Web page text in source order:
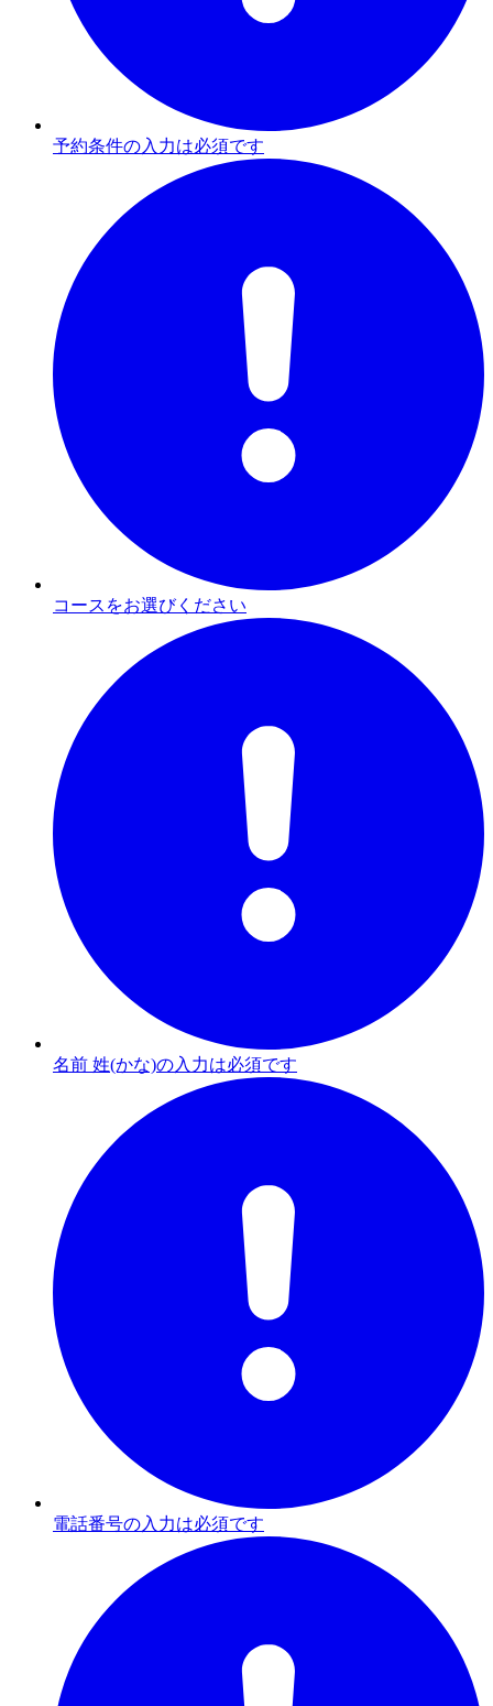
予約条件の入力は必須です
コースをお選びください
名前 姓(かな)の入力は必須です
電話番号の入力は必須です